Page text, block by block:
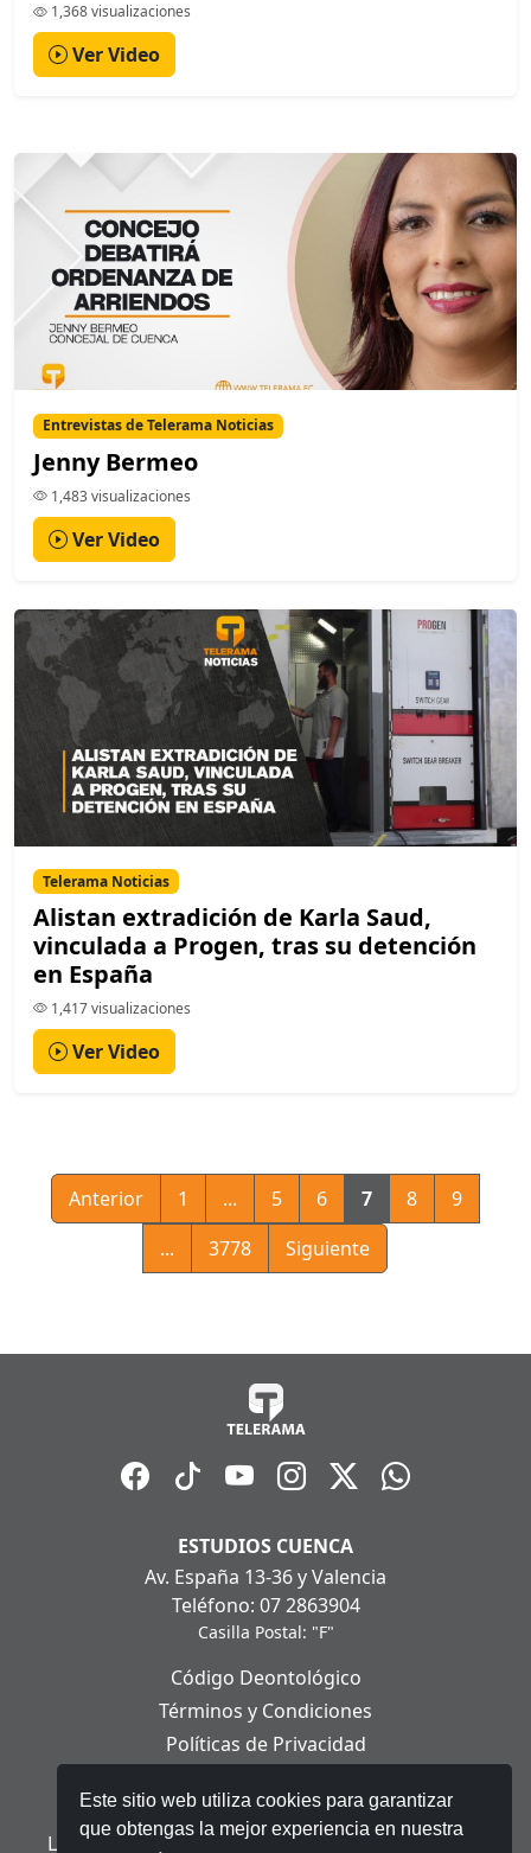
Este sitio web utiliza cookies para garantizar
que obtengas la mejor experiencia en nuestra
1,368 visualizaciones
Ver Video
Entrevistas de Telerama Noticias
Jenny Bermeo
1,483 visualizaciones
Ver Video
Telerama Noticias
Alistan extradición de Karla Saud,
vinculada a Progen, tras su detención
en España
1,417 visualizaciones
Ver Video
Anterior 1 ... 5 6 7 8
9
...
3778 Siguiente
ESTUDIOS CUENCA
Av. España 13-36 y Valencia
Teléfono: 07 2863904
Casilla Postal: "F"
Código Deontológico
Términos y Condiciones
Políticas de Privacidad
Aviso Legal
Ley Orgánica de Protección de Datos Personales